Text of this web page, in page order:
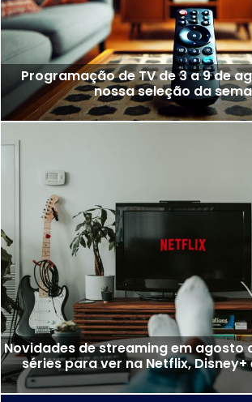
Programação de TV de 3 a 9 de
nossa seleção da
Novidades de streaming em agosto
séries para ver na Netflix, Disney+